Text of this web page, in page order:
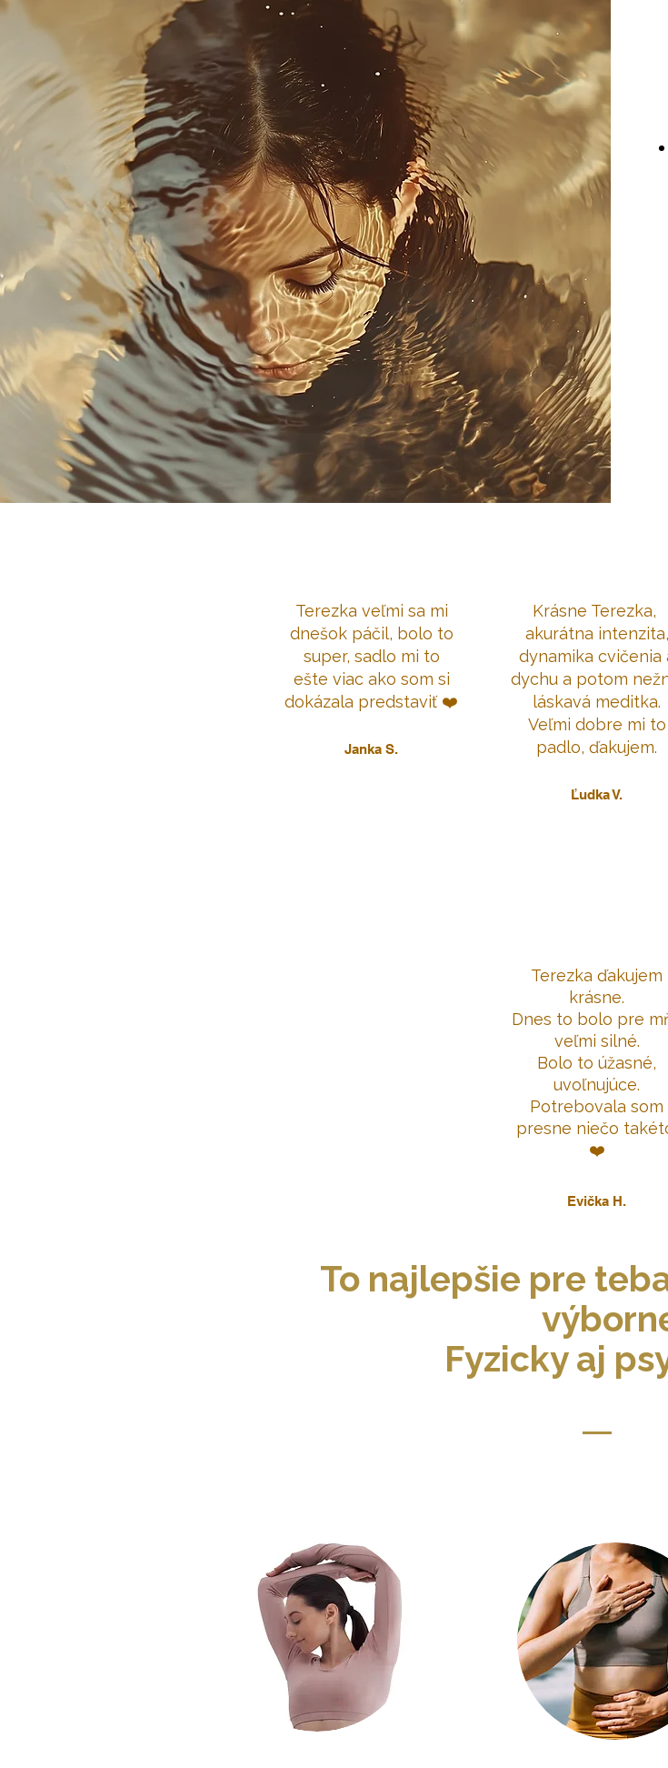
Terezka veľmi sa mi
dnešok páčil, bolo to
super, sadlo mi to
ešte viac ako som si
dokázala predstaviť ❤️
Janka S.
Krásne Terezka,
akurátna intenzita,
dynamika cvičenia
dychu a potom
láskavá meditka.
Veľmi dobre mi to
padlo, ďakujem.
​Ľudka V.
Terezka ďakujem
krásne.
Dnes to bolo pre
veľmi silné.
Bolo to úžasné,
uvoľnujúce.
Potrebovala som
presne niečo
❤️
Evička H.
To najlepšie pre
Fyzicky aj